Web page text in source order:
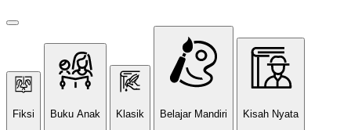
Fiksi Buku Anak Klasik Belajar Mandiri Kisah Nyata